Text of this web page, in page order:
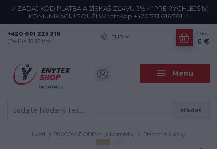
✅ ZADAJ KÓD PLATBA A ZÍSKAŠ ZĽAVU 3% ✅ PRE RÝCHLEJŠIU
KOMUNIKÁCIU POUŽI WhatsApp +420 731 016 701 ✅
Menu
EUR
Hľadať
+420 601 225 316
(Po-Pia 10-13 hod.)
0 ks
0 €
Úvod PRACOVNÉ ODEVY Montérky Pracovné blúzky